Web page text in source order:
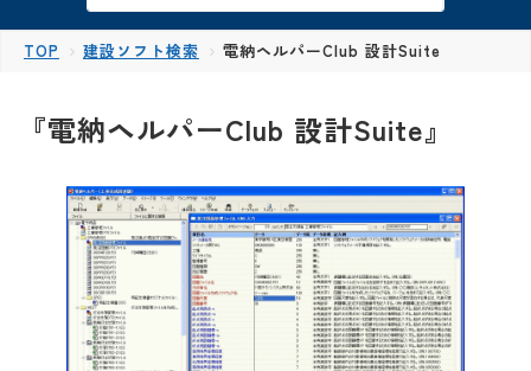
TOP 建設ソフト検索 電納ヘルパーClub 設計Suite
『電納ヘルパーClub 設計Suite』